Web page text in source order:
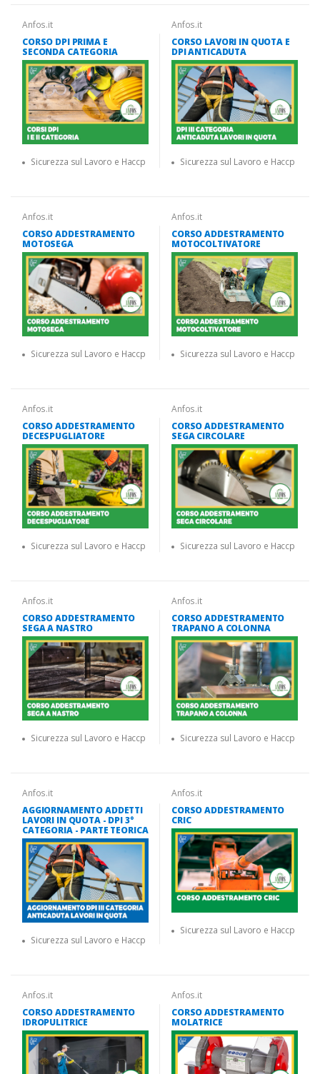
Anfos.it
CORSO DPI PRIMA E
SECONDA CATEGORIA
Sicurezza sul Lavoro e Haccp
Anfos.it
CORSO LAVORI IN QUOTA E
DPI ANTICADUTA
Sicurezza sul Lavoro e Haccp
Anfos.it
CORSO ADDESTRAMENTO
MOTOSEGA
Sicurezza sul Lavoro e Haccp
Anfos.it
CORSO ADDESTRAMENTO
MOTOCOLTIVATORE
Sicurezza sul Lavoro e Haccp
Anfos.it
CORSO ADDESTRAMENTO
DECESPUGLIATORE
Sicurezza sul Lavoro e Haccp
Anfos.it
CORSO ADDESTRAMENTO
SEGA CIRCOLARE
Sicurezza sul Lavoro e Haccp
Anfos.it
CORSO ADDESTRAMENTO
SEGA A NASTRO
Sicurezza sul Lavoro e Haccp
Anfos.it
CORSO ADDESTRAMENTO
TRAPANO A COLONNA
Sicurezza sul Lavoro e Haccp
Anfos.it
AGGIORNAMENTO ADDETTI
LAVORI IN QUOTA - DPI 3°
CATEGORIA - PARTE TEORICA
Sicurezza sul Lavoro e Haccp
Anfos.it
CORSO ADDESTRAMENTO
CRIC
Sicurezza sul Lavoro e Haccp
Anfos.it
CORSO ADDESTRAMENTO
IDROPULITRICE
Anfos.it
CORSO ADDESTRAMENTO
MOLATRICE